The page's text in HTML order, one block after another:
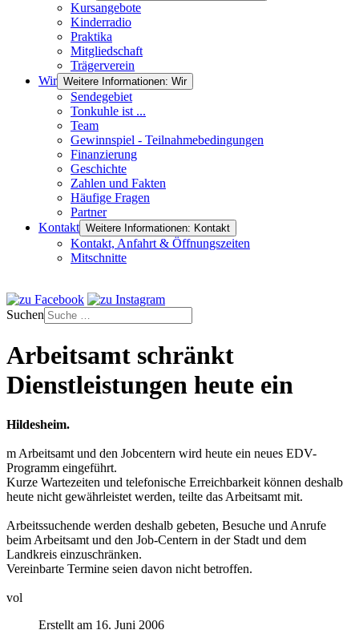
Kursangebote
Kinderradio
Praktika
Mitgliedschaft
Trägerverein
Wir Weitere Informationen: Wir
Sendegebiet
Tonkuhle ist ...
Team
Gewinnspiel - Teilnahmebedingungen
Finanzierung
Geschichte
Zahlen und Fakten
Häufige Fragen
Partner
Kontakt Weitere Informationen: Kontakt
Kontakt, Anfahrt & Öffnungszeiten
Mitschnitte
Suchen
Arbeitsamt schränkt
Dienstleistungen heute ein
Hildesheim.
m Arbeitsamt und den Jobcentern wird heute ein neues EDV-
Programm eingeführt.
Kurze Wartezeiten und telefonische Erreichbarkeit können deshalb
heute nicht gewährleistet werden, teilte das Arbeitsamt mit.
Arbeitssuchende werden deshalb gebeten, Besuche und Anrufe
beim Arbeitsamt und den Job-Centern in der Stadt und dem
Landkreis einzuschränken.
Vereinbarte Termine seien davon nicht betroffen.
vol
Erstellt am 16. Juni 2006